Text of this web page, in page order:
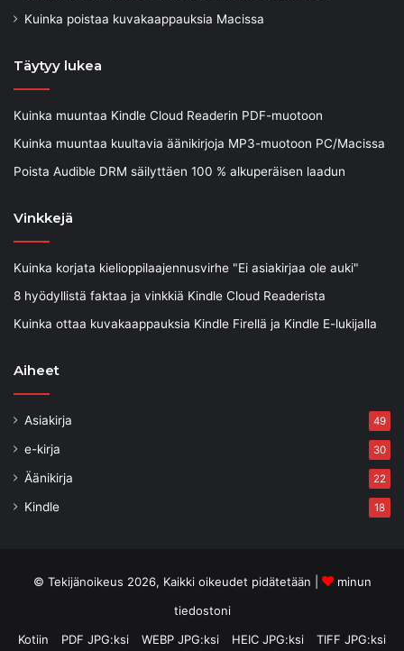
Kuinka poistaa kuvakaappauksia Macissa
Täytyy lukea
Kuinka muuntaa Kindle Cloud Readerin PDF-muotoon
Kuinka muuntaa kuultavia äänikirjoja MP3-muotoon PC/Macissa
Poista Audible DRM säilyttäen 100 % alkuperäisen laadun
Vinkkejä
Kuinka korjata kielioppilaajennusvirhe "Ei asiakirjaa ole auki"
8 hyödyllistä faktaa ja vinkkiä Kindle Cloud Readerista
Kuinka ottaa kuvakaappauksia Kindle Firellä ja Kindle E-lukijalla
Aiheet
Asiakirja 49
e-kirja 30
Äänikirja 22
Kindle 18
© Tekijänoikeus 2026, Kaikki oikeudet pidätetään |
minun
tiedostoni
Kotiin
PDF JPG:ksi WEBP JPG:ksi HEIC JPG:ksi TIFF JPG:ksi